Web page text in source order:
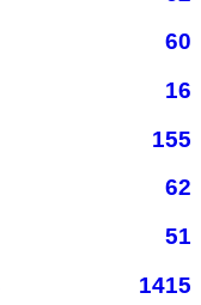
60
16
155
62
51
1415